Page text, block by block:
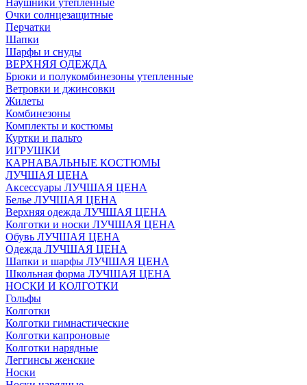
Наушники утепленные
Очки солнцезащитные
Перчатки
Шапки
Шарфы и снуды
ВЕРХНЯЯ ОДЕЖДА
Брюки и полукомбинезоны утепленные
Ветровки и джинсовки
Жилеты
Комбинезоны
Комплекты и костюмы
Куртки и пальто
ИГРУШКИ
КАРНАВАЛЬНЫЕ КОСТЮМЫ
ЛУЧШАЯ ЦЕНА
Аксессуары ЛУЧШАЯ ЦЕНА
Белье ЛУЧШАЯ ЦЕНА
Верхняя одежда ЛУЧШАЯ ЦЕНА
Колготки и носки ЛУЧШАЯ ЦЕНА
Обувь ЛУЧШАЯ ЦЕНА
Одежда ЛУЧШАЯ ЦЕНА
Шапки и шарфы ЛУЧШАЯ ЦЕНА
Школьная форма ЛУЧШАЯ ЦЕНА
НОСКИ И КОЛГОТКИ
Гольфы
Колготки
Колготки гимнастические
Колготки капроновые
Колготки нарядные
Леггинсы женские
Носки